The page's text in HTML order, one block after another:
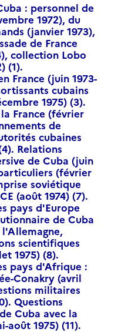
: personnel de
1972), du
(janvier 1973),
de France
collection Lobo
(1).
France (juin 1973-
cubains
1975) (3).
France (février
de
cubaines
Relations
de Cuba (juin
(février
soviétique
(août 1974) (7).
pays d'Europe
de Cuba
scientifiques
1975) (8).
pays d'Afrique :
Conakry (avril
militaires
Questions
Cuba avec la
août 1975) (11).